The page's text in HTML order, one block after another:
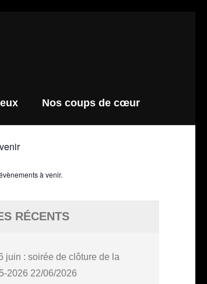
Nos coups de cœur
à venir.
RÉCENTS
juin : soirée de clôture de la
2026 22/06/2026